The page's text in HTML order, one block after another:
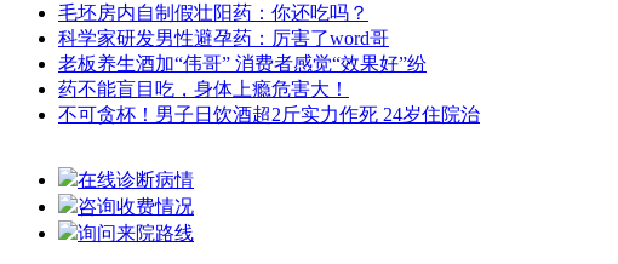
毛坯房内自制假壮阳药：你还吃吗？
科学家研发男性避孕药：厉害了word哥
老板养生酒加“伟哥” 消费者感觉“效果好”纷
药不能盲目吃，身体上瘾危害大！
不可贪杯！男子日饮酒超2斤实力作死 24岁住院治
在线诊断病情
咨询收费情况
询问来院路线